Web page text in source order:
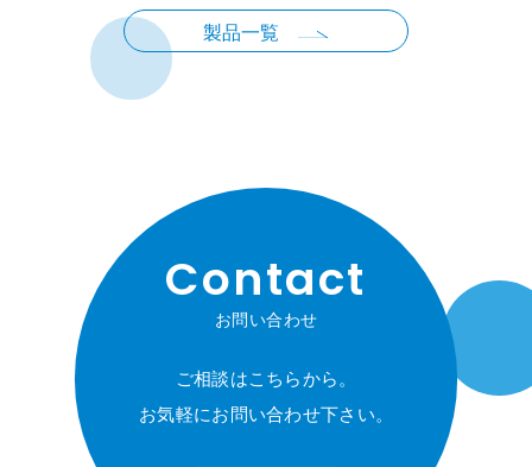
製品一覧
Contact
お問い合わせ
ご相談はこちらから。
お気軽にお問い合わせ下さい。